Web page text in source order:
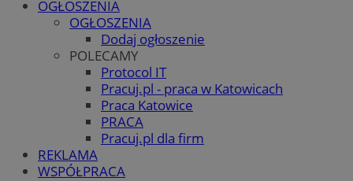
OGŁOSZENIA
OGŁOSZENIA
Dodaj ogłoszenie
POLECAMY
Protocol IT
Pracuj.pl - praca w Katowicach
Praca Katowice
PRACA
Pracuj.pl dla firm
REKLAMA
WSPÓŁPRACA